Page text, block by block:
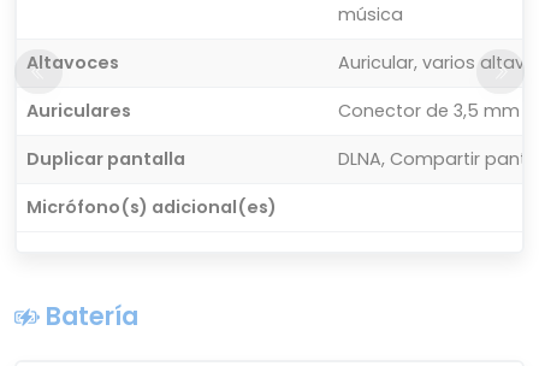
música
Altavoces
Auricular, varios
Auriculares
Conector de 3,5 mm
Duplicar pantalla
DLNA, Compartir
Micrófono(s) adicional(es)
Batería